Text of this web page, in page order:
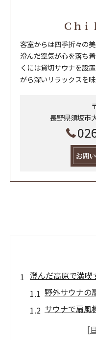
Ｃｈｉ
客室からは四季折々の
澄んだ空気が心を落ち
くには貸切サウナを設
がら深いリラックスを味
長野県須坂市
お問
澄んだ高原で満喫
野外サウナの
サウナで扇風
高原サウナ